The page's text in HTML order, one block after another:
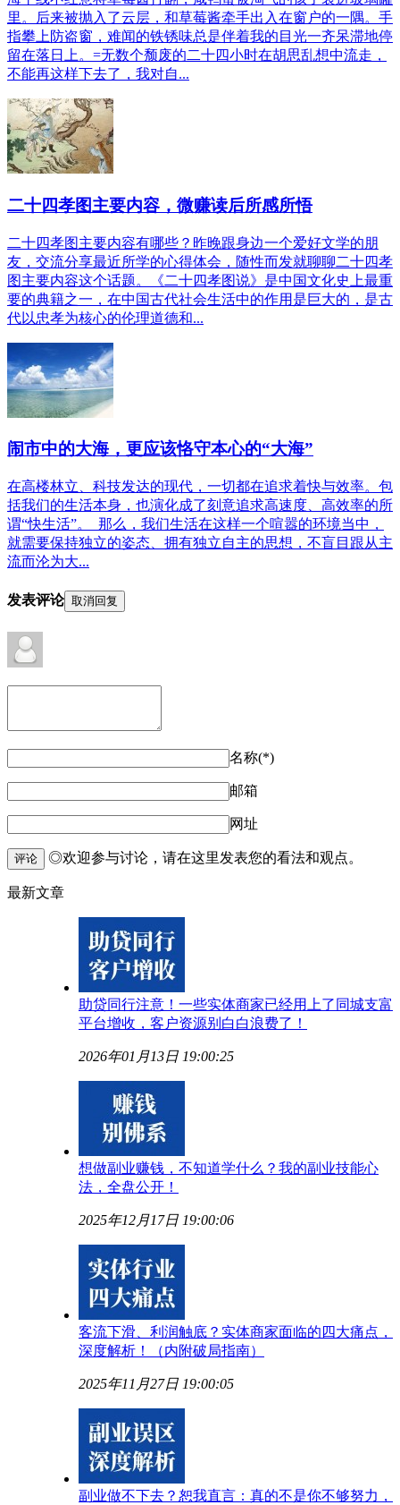
里。后来被抛入了云层，和草莓酱牵手出入在窗户的一隅。手
指攀上防盗窗，难闻的铁锈味总是伴着我的目光一齐呆滞地停
留在落日上。=无数个颓废的二十四小时在胡思乱想中流走，
不能再这样下去了，我对自...
二十四孝图主要内容，微赚读后所感所悟
二十四孝图主要内容有哪些？昨晚跟身边一个爱好文学的朋
友，交流分享最近所学的心得体会，随性而发就聊聊二十四孝
图主要内容这个话题。《二十四孝图说》是中国文化史上最重
要的典籍之一，在中国古代社会生活中的作用是巨大的，是古
代以忠孝为核心的伦理道德和...
闹市中的大海，更应该恪守本心的“大海”
在高楼林立、科技发达的现代，一切都在追求着快与效率。包
括我们的生活本身，也演化成了刻意追求高速度、高效率的所
谓“快生活”。 那么，我们生活在这样一个喧嚣的环境当中，
就需要保持独立的姿态、拥有独立自主的思想，不盲目跟从主
流而沦为大...
发表评论 取消回复
名称(*)
邮箱
网址
评论 ◎欢迎参与讨论，请在这里发表您的看法和观点。
最新文章
助贷同行注意！一些实体商家已经用上了同城支富
平台增收，客户资源别白白浪费了！
2026年01月13日 19:00:25
想做副业赚钱，不知道学什么？我的副业技能心
法，全盘公开！
2025年12月17日 19:00:06
客流下滑、利润触底？实体商家面临的四大痛点，
深度解析！（内附破局指南）
2025年11月27日 19:00:05
副业做不下去？恕我直言：真的不是你不够努力，